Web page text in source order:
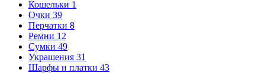
Кошельки 1
Очки 39
Перчатки 8
Ремни 12
Сумки 49
Украшения 31
Шарфы и платки 43